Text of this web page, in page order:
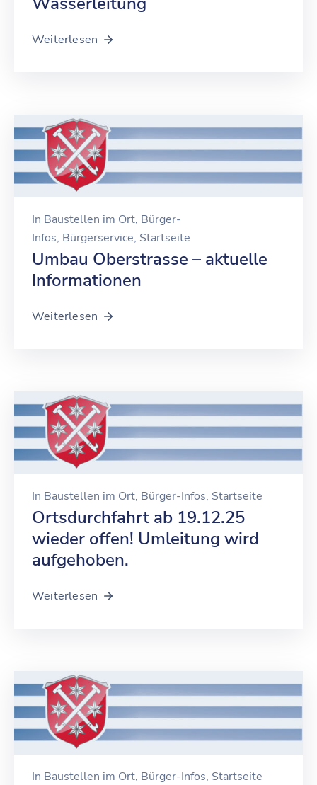
Weiterlesen
In Baustellen im Ort‚ Bürger-
Infos‚ Bürgerservice‚ Startseite
Umbau Oberstrasse – aktuelle
Informationen
Weiterlesen
In Baustellen im Ort‚ Bürger-Infos‚ Startseite
Ortsdurchfahrt ab 19.12.25
wieder offen! Umleitung wird
aufgehoben.
Weiterlesen
In Baustellen im Ort‚ Bürger-Infos‚ Startseite